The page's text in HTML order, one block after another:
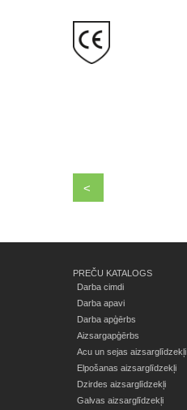
<
PREČU KATALOGS
Darba cimdi
Darba apavi
Darba apģērbs
Aizsargapģērbs
Acu un sejas aizsarglīdzekļi
Elpošanas aizsarglīdzekļi
Dzirdes aizsarglīdzekļi
Galvas aizsarglīdzekļi